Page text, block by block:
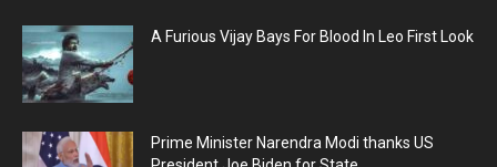
A Furious Vijay Bays For Blood In Leo First Look
Prime Minister Narendra Modi thanks US